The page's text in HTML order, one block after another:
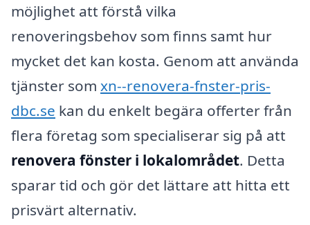
möjlighet att förstå vilka
renoveringsbehov som finns samt hur
mycket det kan kosta. Genom att använda
tjänster som xn--renovera-fnster-pris-
dbc.se kan du enkelt begära offerter från
flera företag som specialiserar sig på att
renovera fönster i lokalområdet. Detta
sparar tid och gör det lättare att hitta ett
prisvärt alternativ.